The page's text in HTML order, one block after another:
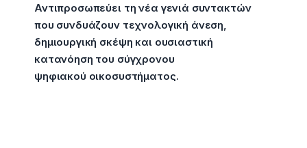
Αντιπροσωπεύει τη νέα γενιά συντακτών
που συνδυάζουν τεχνολογική άνεση,
δημιουργική σκέψη και ουσιαστική
κατανόηση του σύγχρονου
ψηφιακού οικοσυστήματος.